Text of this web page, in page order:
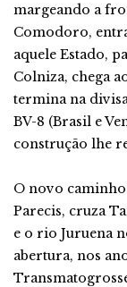
margeando a
Comodoro,
aquele Estado,
Colniza, chega
termina na
BV-8 (Brasil e
construção lhe
O novo
Parecis, cruza
e o rio Juruena
abertura, nos